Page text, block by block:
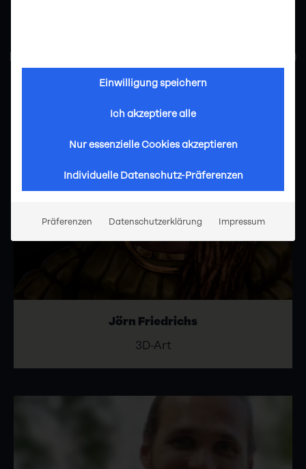
Hurdy-Gurdy Games UG (Haftungsbeschränkt)
Jörn Friedrichs
3D-Art
Einwilligung speichern
Ich akzeptiere alle
Nur essenzielle Cookies akzeptieren
Individuelle Datenschutz-Präferenzen
Präferenzen Datenschutzerklärung Impressum